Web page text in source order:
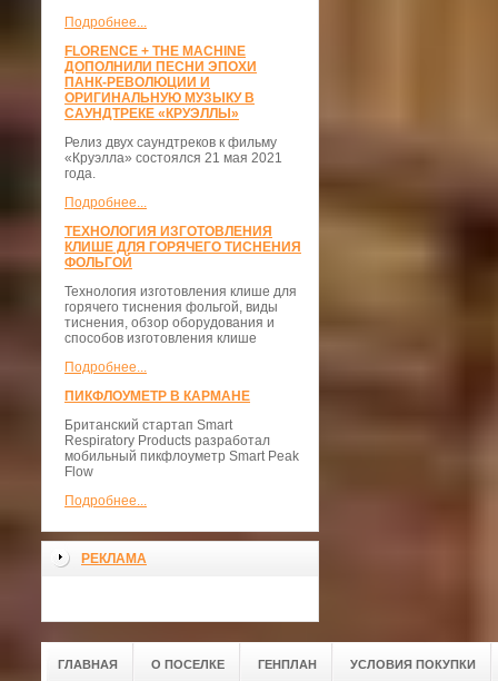
Подробнее...
FLORENCE + THE MACHINE
ДОПОЛНИЛИ ПЕСНИ ЭПОХИ
ПАНК-РЕВОЛЮЦИИ И
ОРИГИНАЛЬНУЮ МУЗЫКУ В
САУНДТРЕКЕ «КРУЭЛЛЫ»
Релиз двух саундтреков к фильму
«Круэлла» состоялся 21 мая 2021
года.
Подробнее...
ТЕХНОЛОГИЯ ИЗГОТОВЛЕНИЯ
КЛИШЕ ДЛЯ ГОРЯЧЕГО ТИСНЕНИЯ
ФОЛЬГОЙ
Технология изготовления клише для
горячего тиснения фольгой, виды
тиснения, обзор оборудования и
способов изготовления клише
Подробнее...
ПИКФЛОУМЕТР В КАРМАНЕ
Британский стартап Smart
Respiratory Products разработал
мобильный пикфлоуметр Smart Peak
Flow
Подробнее...
РЕКЛАМА
ГЛАВНАЯ О ПОСЕЛКЕ ГЕНПЛАН УСЛОВИЯ ПОКУПКИ